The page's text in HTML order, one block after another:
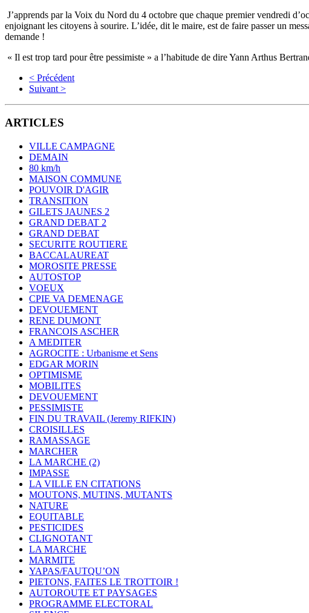
J’apprends par la Voix du Nord du 4 octobre que chaque premier vendredi
enjoignant les citoyens à sourire. L’idée, dit le maire, est de faire passer un
demande !
« Il est trop tard pour être pessimiste » a l’habitude de dire Yann Arthus
< Précédent
Suivant >
ARTICLES
VILLE CAMPAGNE
DEMAIN
80 km/h
MAISON COMMUNE
POUVOIR D'AGIR
TRANSITION
GILETS JAUNES 2
GRAND DEBAT 2
GRAND DEBAT
SECURITE ROUTIERE
BACCALAUREAT
MOROSITE PRESSE
AUTOSTOP
VOEUX
CPIE VA DEMENAGE
DEVOUEMENT
RENE DUMONT
FRANCOIS ASCHER
A MEDITER
AGROCITE : Urbanisme et Sens
EDGAR MORIN
OPTIMISME
MOBILITES
DEVOUEMENT
PESSIMISTE
FIN DU TRAVAIL (Jeremy RIFKIN)
CROISILLES
RAMASSAGE
MARCHER
LA MARCHE (2)
IMPASSE
LA VILLE EN CITATIONS
MOUTONS, MUTINS, MUTANTS
NATURE
EQUITABLE
PESTICIDES
CLIGNOTANT
LA MARCHE
MARMITE
YAPAS/FAUTQU’ON
PIETONS, FAITES LE TROTTOIR !
AUTOROUTE ET PAYSAGES
PROGRAMME ELECTORAL